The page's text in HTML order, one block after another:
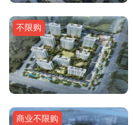
不限购
商业不限购